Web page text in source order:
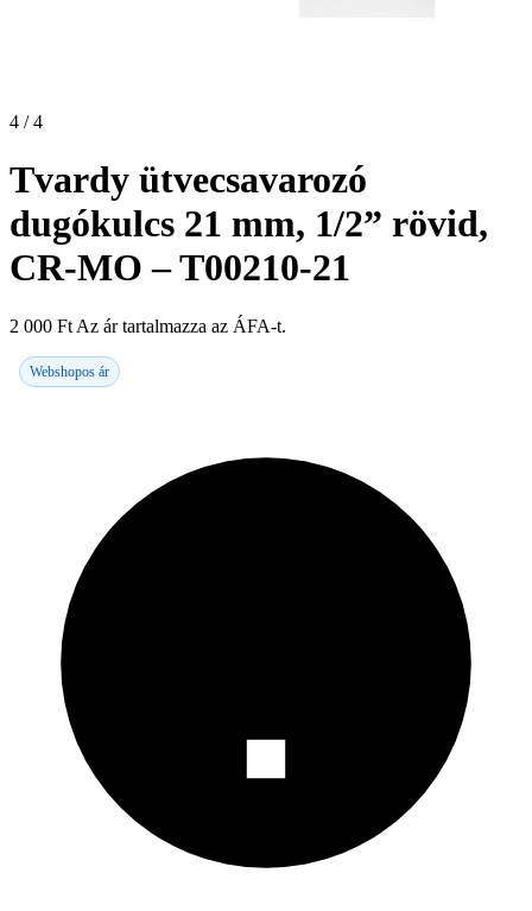
4 / 4
Tvardy ütvecsavarozó
dugókulcs 21 mm, 1/2” rövid,
CR-MO – T00210-21
2 000 Ft Az ár tartalmazza az ÁFA-t.
Webshopos ár